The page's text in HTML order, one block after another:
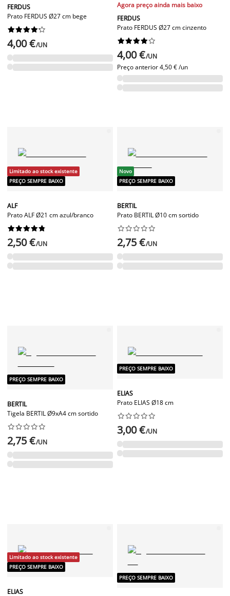
FERDUS
Prato FERDUS Ø27 cm bege






4,00 €/UN
Agora preço ainda mais baixo
FERDUS
Prato FERDUS Ø27 cm cinzento






4,00 €/UN
Preço anterior4,50 € /un
Limitado ao stock existente
PREÇO SEMPRE BAIXO
ALF
Prato ALF Ø21 cm azul/branco






2,50 €/UN
Novo
PREÇO SEMPRE BAIXO
BERTIL
Prato BERTIL Ø10 cm sortido






2,75 €/UN
PREÇO SEMPRE BAIXO
BERTIL
Tigela BERTIL Ø9xA4 cm sortido






2,75 €/UN
PREÇO SEMPRE BAIXO
ELIAS
Prato ELIAS Ø18 cm






3,00 €/UN
Limitado ao stock existente
PREÇO SEMPRE BAIXO
ELIAS
PREÇO SEMPRE BAIXO